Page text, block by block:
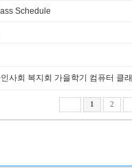
Schedule
사회 복지회 가을학기 컴퓨터 클
1 2